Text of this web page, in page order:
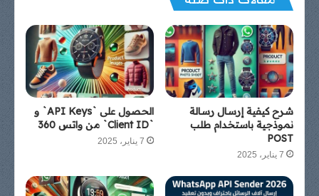
شرح كيفية إرسال رسالة
نموذجية باستخدام طلب
POST
7 يناير، 2025
الحصول على `API Keys` و
`Client ID` من واتس 360
7 يناير، 2025